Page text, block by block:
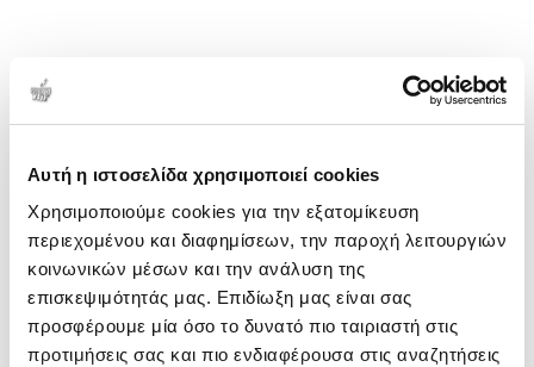
Αυτή η ιστοσελίδα χρησιμοποιεί cookies
Χρησιμοποιούμε cookies για την εξατομίκευση
περιεχομένου και διαφημίσεων, την παροχή λειτουργιών
κοινωνικών μέσων και την ανάλυση της
επισκεψιμότητάς μας. Επιδίωξη μας είναι σας
προσφέρουμε μία όσο το δυνατό πιο ταιριαστή στις
προτιμήσεις σας και πιο ενδιαφέρουσα στις αναζητήσεις